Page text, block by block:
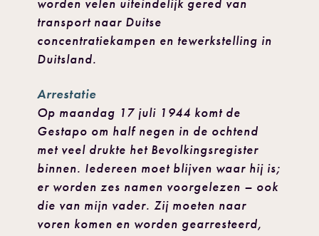
worden velen uiteindelijk gered van
transport naar Duitse
concentratiekampen en tewerkstelling in
Duitsland.
Arrestatie
Op maandag 17 juli 1944 komt de
Gestapo om half negen in de ochtend
met veel drukte het Bevolkingsregister
binnen. Iedereen moet blijven waar hij is;
er worden zes namen voorgelezen – ook
die van mijn vader. Zij moeten naar
voren komen en worden gearresteerd,